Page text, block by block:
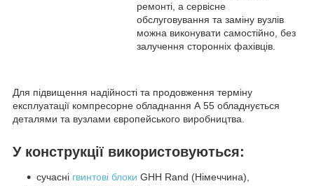
ремонті, а сервісне
обслуговування та заміну вузлів
можна виконувати самостійно, без
залучення сторонніх фахівців.
Для підвищення надійності та продовження терміну
експлуатації компресорне обладнання А 55 обладнується
деталями та вузлами європейського виробництва.
У конструкції використовуються:
сучасні гвинтові блоки GHH Rand (Німеччина),